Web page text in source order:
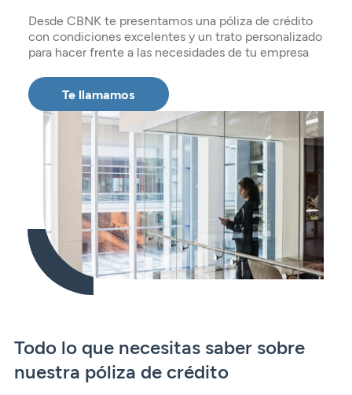
Targetes
Serveis
CA
Desde CBNK te presentamos una póliza de crédito
con condiciones excelentes y un trato personalizado
para hacer frente a las necesidades de tu empresa
Te llamamos
Todo lo que necesitas saber sobre
nuestra póliza de crédito